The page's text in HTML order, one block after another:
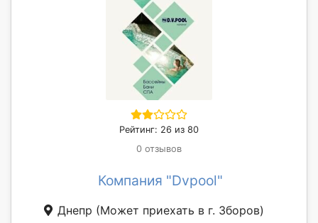
Рейтинг: 26 из 80
0 отзывов
Компания "Dvpool"
Днепр (Может приехать в г. Зборов)